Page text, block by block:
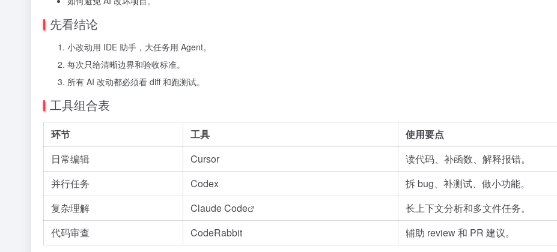
先看结论
小改动用 IDE 助手，大任务用 Agent。
每次只给清晰边界和验收标准。
所有 AI 改动都必须看 diff 和跑测试。
工具组合表
环节 工具
使用要点
日常编辑
Cursor
读代码、补函数、解释报错。
并行任务
Codex
拆 bug、补测试、做小功能。
复杂理解
Claude Code
长上下文分析和多文件任务。
代码审查
CodeRabbit 辅助 review 和 PR 建议。